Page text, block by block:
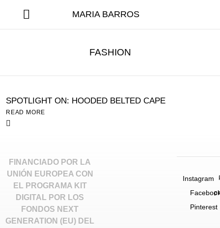
MARIA BARROS
FASHION
SPOTLIGHT ON: HOODED BELTED CAPE
READ MORE
FINANCIADO POR LA
UNIÓN EUROPEA CON
EL PROGRAMA KIT
DIGITAL POR LOS
FONDOS NEXT
GENERATION (EU) DEL
Instagram
Pinterest